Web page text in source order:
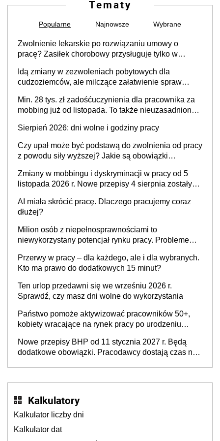
Tematy
Popularne Najnowsze Wybrane
Zwolnienie lekarskie po rozwiązaniu umowy o
pracę? Zasiłek chorobowy przysługuje tylko w
stosunku pracy
Idą zmiany w zezwoleniach pobytowych dla
cudzoziemców, ale milczące załatwienie spraw
Min. 28 tys. zł zadośćuczynienia dla pracownika za
mobbing już od listopada. To także nieuzasadniona
Sierpień 2026: dni wolne i godziny pracy
Czy upał może być podstawą do zwolnienia od pracy
z powodu siły wyższej? Jakie są obowiązki
Zmiany w mobbingu i dyskryminacji w pracy od 5
listopada 2026 r. Nowe przepisy 4 sierpnia zostały
AI miała skrócić pracę. Dlaczego pracujemy coraz
dłużej?
Milion osób z niepełnosprawnościami to
niewykorzystany potencjał rynku pracy. Problemem
refundacji, ale bariery po stronie systemu i
świadomości pracodawców [WYWIAD]
Przerwy w pracy – dla każdego, ale i dla wybranych.
Kto ma prawo do dodatkowych 15 minut?
Ten urlop przedawni się we wrześniu 2026 r.
Sprawdź, czy masz dni wolne do wykorzystania
Państwo pomoże aktywizować pracowników 50+,
kobiety wracające na rynek pracy po urodzeniu
neuroatypowe. Powstanie Fundusz na rzecz
Inkluzywności w Zatrudnianiu?
Nowe przepisy BHP od 11 stycznia 2027 r. Będą
dodatkowe obowiązki. Pracodawcy dostają czas na
Kalkulatory
Kalkulator liczby dni
Kalkulator dat